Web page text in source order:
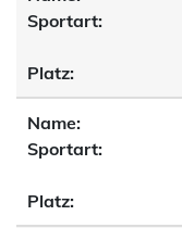
Sportart:
Platz:
Name:
Sportart:
Platz: